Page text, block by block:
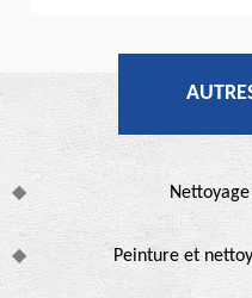
Peinture et